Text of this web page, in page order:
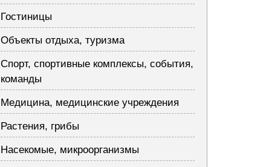
Гостиницы
Объекты отдыха, туризма
Спорт, спортивные комплексы, события,
команды
Медицина, медицинские учреждения
Растения, грибы
Насекомые, микроорганизмы